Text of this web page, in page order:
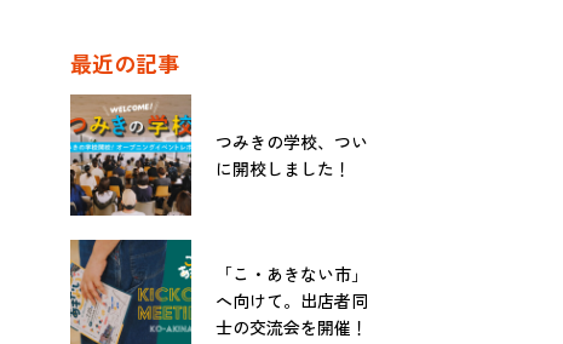
最近の記事
つみきの学校、つい
に開校しました！
「こ・あきない市」
へ向けて。出店者同
士の交流会を開催！